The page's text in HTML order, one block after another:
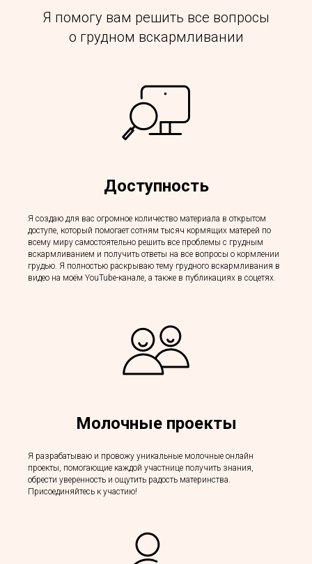
Я помогу вам решить все вопросы
о грудном вскармливании
Доступность
Я создаю для вас огромное количество материала в открытом
доступе, который помогает сотням тысяч кормящих матерей по
всему миру самостоятельно решить все проблемы с грудным
вскармливанием и получить ответы на все вопросы о кормлении
грудью. Я полностью раскрываю тему грудного вскармливания в
видео на моём YouTube-канале, а также в публикациях в соцетях.
Молочные проекты
Я разрабатываю и провожу уникальные молочные онлайн
проекты, помогающие каждой участнице получить знания,
обрести уверенность и ощутить радость материнства.
Присоединяйтесь к участию!